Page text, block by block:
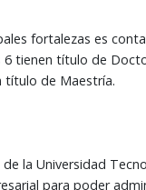
fortalezas es
6 tienen título de
título de Maestría.
de la Universidad
para poder